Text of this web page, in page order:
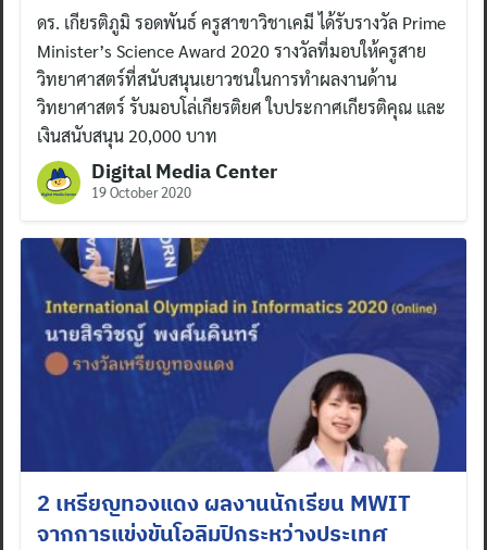
ดร. เกียรติภูมิ รอดพันธ์ ครูสาขาวิชาเคมี ได้รับรางวัล Prime
Minister’s Science Award 2020 รางวัลที่มอบให้ครูสาย
วิทยาศาสตร์ที่สนับสนุนเยาวชนในการทำผลงานด้าน
วิทยาศาสตร์ รับมอบโล่เกียรติยศ ใบประกาศเกียรติคุณ และ
เงินสนับสนุน 20,000 บาท
Digital Media Center
19 October 2020
2 เหรียญทองแดง ผลงานนักเรียน MWIT
จากการแข่งขันโอลิมปิกระหว่างประเทศ